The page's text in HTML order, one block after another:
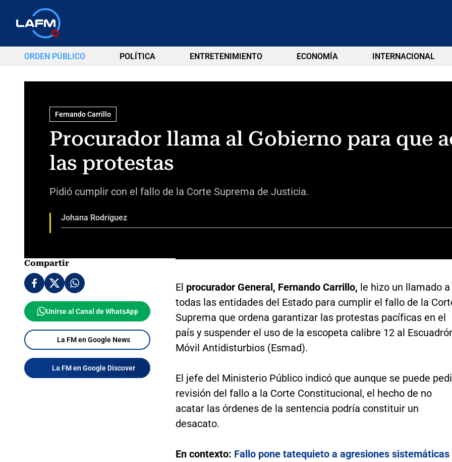
ORDEN PÚBLICO POLÍTICA ENTRETENIMIENTO ECONOMÍA INTERNACIONAL
Fernando Carrillo
Procurador llama al Gobierno para que
las protestas
Pidió cumplir con el fallo de la Corte Suprema de Justicia.
Johana Rodríguez
Compartir
Unirse al Canal de WhatsApp
La FM en Google News
La FM en Google Discover
El procurador General, Fernando Carrillo, le hizo un llamado a
todas las entidades del Estado para cumplir el fallo de la
Suprema que ordena garantizar las protestas pacíficas en el
país y suspender el uso de la escopeta calibre 12 al
Móvil Antidisturbios (Esmad).
El jefe del Ministerio Público indicó que aunque se puede
revisión del fallo a la Corte Constitucional, el hecho de no
acatar las órdenes de la sentencia podría constituir un
desacato.
En contexto: Fallo pone tatequieto a agresiones sistemáticas